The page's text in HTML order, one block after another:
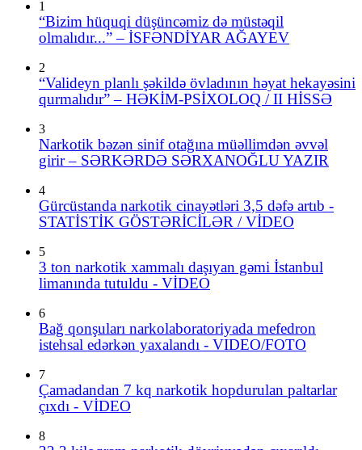
1
“Bizim hüquqi düşüncəmiz də müstəqil
olmalıdır...” – İSFƏNDİYAR AĞAYEV
2
“Valideyn planlı şəkildə övladının həyat hekayəsini
qurmalıdır” – HƏKİM-PSİXOLOQ / II HİSSƏ
3
Narkotik bəzən sinif otağına müəllimdən əvvəl
girir – SƏRKƏRDƏ SƏRXANOĞLU YAZIR
4
Gürcüstanda narkotik cinayətləri 3,5 dəfə artıb -
STATİSTİK GÖSTƏRİCİLƏR / VİDEO
5
3 ton narkotik xammalı daşıyan gəmi İstanbul
limanında tutuldu - VİDEO
6
Bağ qonşuları narkolaboratoriyada mefedron
istehsal edərkən yaxalandı - VIDEO/FOTO
7
Çamadandan 7 kq narkotik hopdurulan paltarlar
çıxdı - VİDEO
8